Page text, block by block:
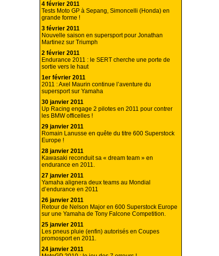
4 février 2011
Tests Moto GP à Sepang, Simoncelli (Honda) en
grande forme !
3 février 2011
Nouvelle saison en supersport pour Jonathan
Martinez sur Triumph
2 février 2011
Endurance 2011 : le SERT cherche une porte de
sortie vers le haut
1er février 2011
2011 : Axel Maurin continue l’aventure du
supersport sur Yamaha
30 janvier 2011
Up Racing engage 2 pilotes en 2011 pour contrer
les BMW officelles !
29 janvier 2011
Romain Lanusse en quête du titre 600 Superstock
Europe !
28 janvier 2011
Kawasaki reconduit sa « dream team » en
endurance en 2011.
27 janvier 2011
Yamaha alignera deux teams au Mondial
d’endurance en 2011
26 janvier 2011
Retour de Nelson Major en 600 Superstock Europe
sur une Yamaha de Tony Falcone Competition.
25 janvier 2011
Les pneus pluie (enfin) autorisés en Coupes
promosport en 2011.
24 janvier 2011